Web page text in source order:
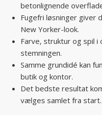
betonlignende
Fugefri løsninger giver
New Yorker-look.
Farve, struktur og spil
stemningen.
Samme grundidé kan
butik og kontor.
Det bedste resultat
vælges samlet fra start.